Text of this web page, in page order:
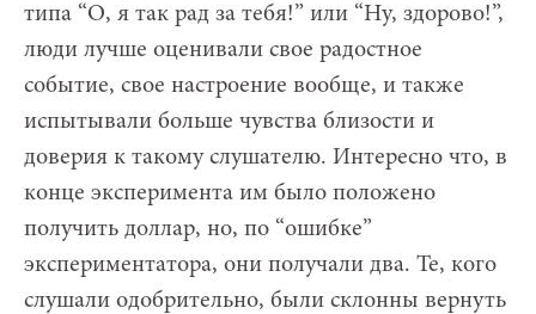
типа “О, я так рад за тебя!” или “Ну, здорово!”,
люди лучше оценивали свое радостное
событие, свое настроение вообще, и также
испытывали больше чувства близости и
доверия к такому слушателю. Интересно что, в
конце эксперимента им было положено
получить доллар, но, по “ошибке”
экспериментатора, они получали два. Те, кого
слушали одобрительно, были склонны вернуть